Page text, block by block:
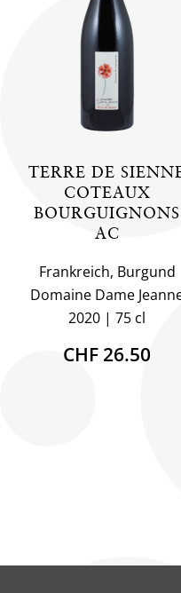
TERRE DE
COTEAUX
BOURGUIGNONS
AC
Frankreich, Burgund
Domaine Dame
2020
75 cl
CHF 26.50